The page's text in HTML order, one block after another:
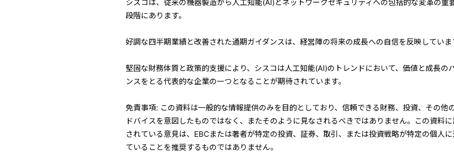
シスコは、従来の機器製造から人工知能(AI)とネットワークセキュリティへの包括的な変革の重
段階にあります。
好調な四半期業績と改善された通期ガイダンスは、経営陣の将来の成長への自信を反映していま
堅固な財務体質と政策的支援により、シスコは人工知能(AI)のトレンドにおいて、価値と成長の
ンスをとる代表的な企業の一つとなることが期待されています。
免責事項: この資料は一般的な情報提供のみを目的としており、信頼できる財務、投資、その他
ドバイスを意図したものではなく、またそのように見なされるべきではありません。この資料
されている意見は、EBCまたは著者が特定の投資、証券、取引、または投資戦略が特定の個人に
ていることを推奨するものではありません。